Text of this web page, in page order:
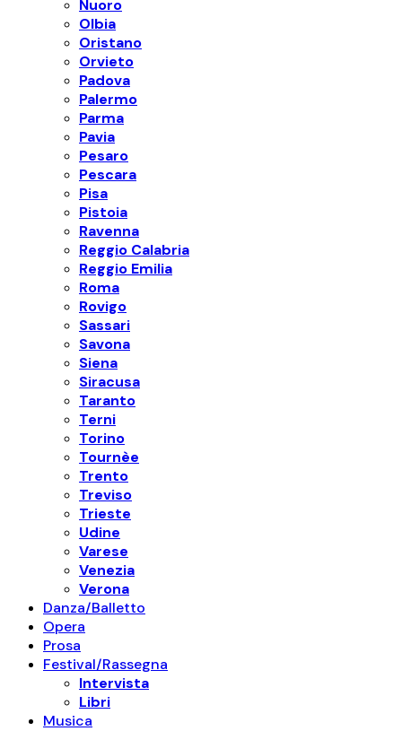
Nuoro
Olbia
Oristano
Orvieto
Padova
Palermo
Parma
Pavia
Pesaro
Pescara
Pisa
Pistoia
Ravenna
Reggio Calabria
Reggio Emilia
Roma
Rovigo
Sassari
Savona
Siena
Siracusa
Taranto
Terni
Torino
Tournèe
Trento
Treviso
Trieste
Udine
Varese
Venezia
Verona
Danza/Balletto
Opera
Prosa
Festival/Rassegna
Intervista
Libri
Musica